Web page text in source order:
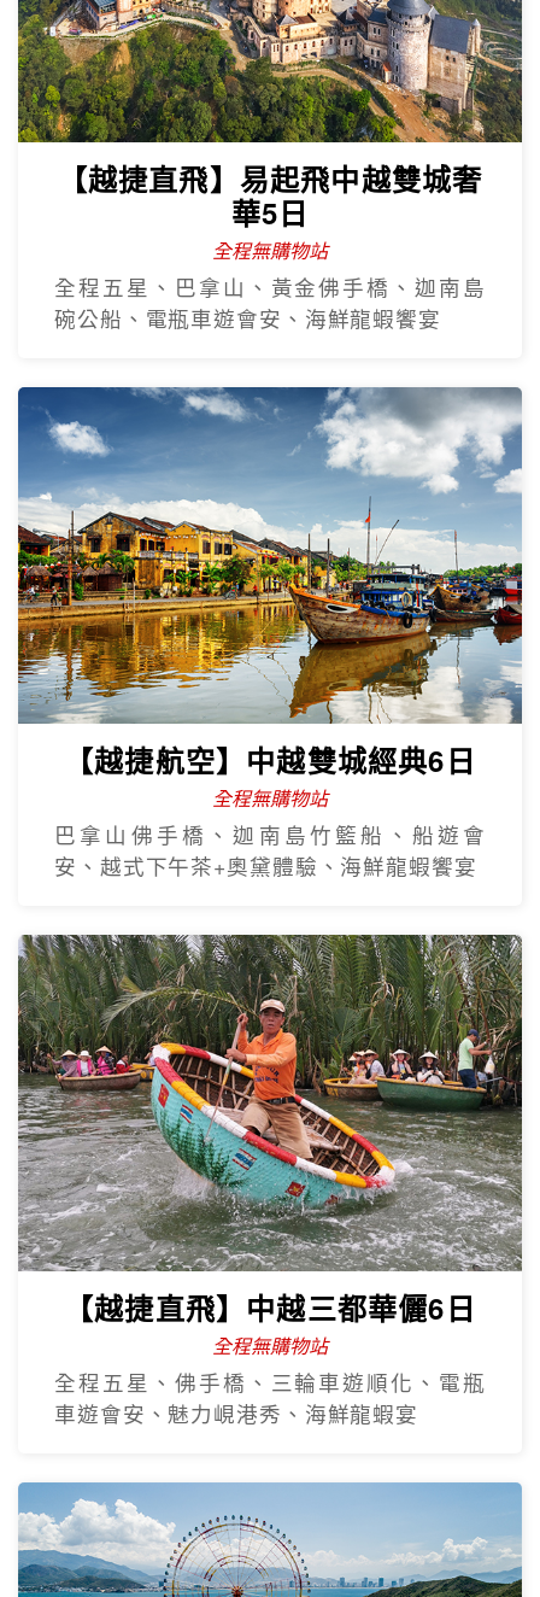
【越捷直飛】易起飛中越雙城奢
華5日
全程無購物站
全程五星、巴拿山、黃金佛手橋、迦南島
碗公船、電瓶車遊會安、海鮮龍蝦饗宴
【越捷航空】中越雙城經典6日
全程無購物站
巴拿山佛手橋、迦南島竹籃船、船遊會
安、越式下午茶+奧黛體驗、海鮮龍蝦饗宴
【越捷直飛】中越三都華儷6日
全程無購物站
全程五星、佛手橋、三輪車遊順化、電瓶
車遊會安、魅力峴港秀、海鮮龍蝦宴